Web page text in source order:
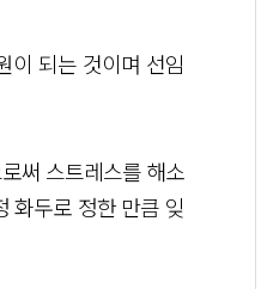
이 되는 것이며 선임
써 스트레스를 해소
화두로 정한 만큼 잊